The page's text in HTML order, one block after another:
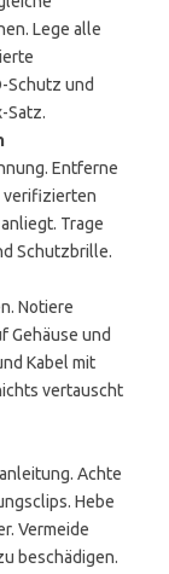
Lege alle
Schutz und
Satz.
Entferne
verifizierten
Trage
Schutzbrille.
Notiere
Gehäuse und
Kabel mit
vertauscht
Achte
Hebe
Vermeide
beschädigen.